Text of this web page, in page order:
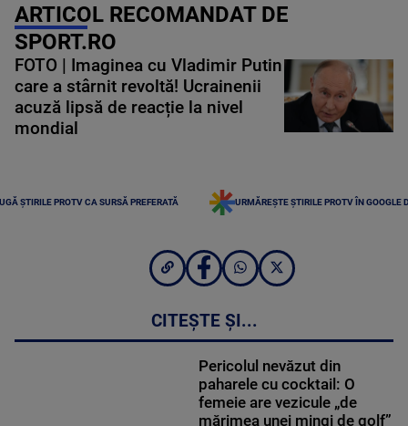
ARTICOL RECOMANDAT DE
SPORT.RO
FOTO | Imaginea cu Vladimir Putin
care a stârnit revoltă! Ucrainenii
acuză lipsă de reacție la nivel
mondial
ȘTIRILE PROTV CA SURSĂ PREFERATĂ URMĂREȘTE ȘTIRILE PROTV ÎN GOOGLE
CITEȘTE ȘI...
Pericolul nevăzut din
paharele cu cocktail: O
femeie are vezicule „de
mărimea unei mingi de golf”